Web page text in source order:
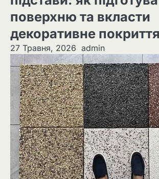
поверхню та вкласти
декоративне покриття
27 Травня, 2026 admin